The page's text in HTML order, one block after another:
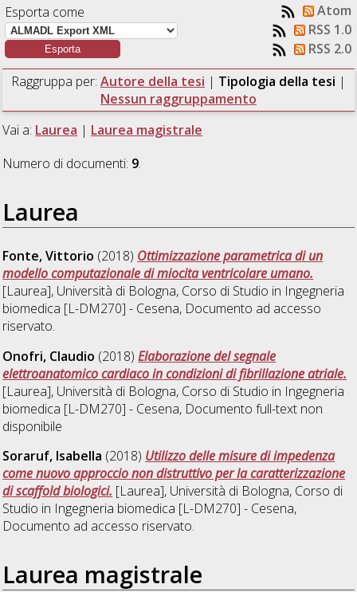
Esporta come
Atom
RSS 1.0
RSS 2.0
Raggruppa per: Autore della tesi | Tipologia della tesi |
Nessun raggruppamento
Vai a: Laurea | Laurea magistrale
Numero di documenti: 9.
Laurea
Fonte, Vittorio (2018) Ottimizzazione parametrica di un
modello computazionale di miocita ventricolare umano.
[Laurea], Università di Bologna, Corso di Studio in Ingegneria
biomedica [L-DM270] - Cesena, Documento ad accesso
riservato.
Onofri, Claudio (2018)Elaborazione del segnale
elettroanatomico cardiaco in condizioni di fibrillazione atriale.
[Laurea], Università di Bologna, Corso di Studio in Ingegneria
biomedica [L-DM270] - Cesena, Documento full-text non
disponibile
Soraruf, Isabella (2018) Utilizzo delle misure di impedenza
come nuovo approccio non distruttivo per la caratterizzazione
di scaffold biologici. [Laurea], Università di Bologna, Corso di
Studio in Ingegneria biomedica [L-DM270] - Cesena,
Documento ad accesso riservato.
Laurea magistrale